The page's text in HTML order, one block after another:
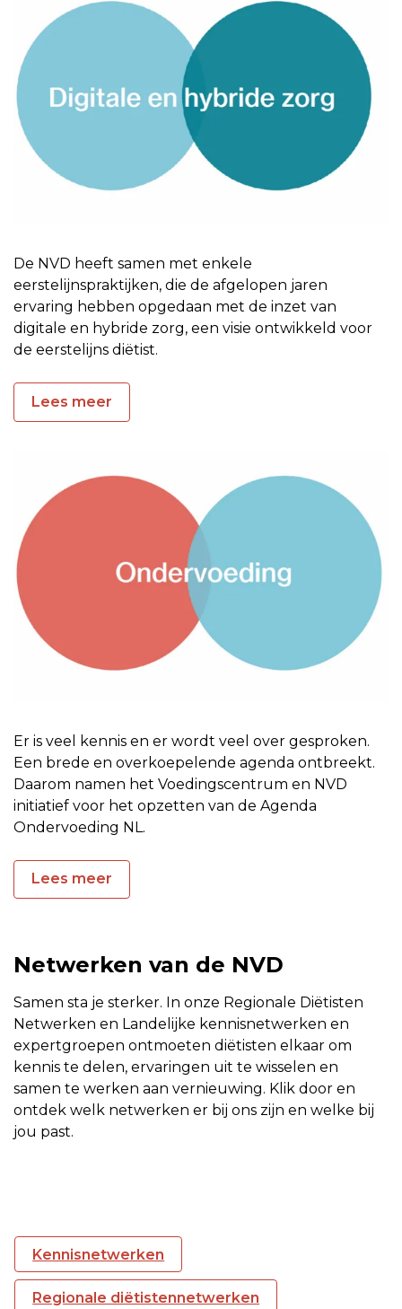
De NVD heeft samen met enkele
eerstelijnspraktijken, die de afgelopen jaren
ervaring hebben opgedaan met de inzet van
digitale en hybride zorg, een visie ontwikkeld voor
de eerstelijns diëtist.
Lees meer
Er is veel kennis en er wordt veel over gesproken.
Een brede en overkoepelende agenda ontbreekt.
Daarom namen het Voedingscentrum en NVD
initiatief voor het opzetten van de Agenda
Ondervoeding NL.
Lees meer
Netwerken van de NVD
Samen sta je sterker. In onze Regionale Diëtisten
Netwerken en Landelijke kennisnetwerken en
expertgroepen ontmoeten diëtisten elkaar om
kennis te delen, ervaringen uit te wisselen en
samen te werken aan vernieuwing. Klik door en
ontdek welk netwerken er bij ons zijn en welke bij
jou past.
Kennisnetwerken
Regionale diëtistennetwerken